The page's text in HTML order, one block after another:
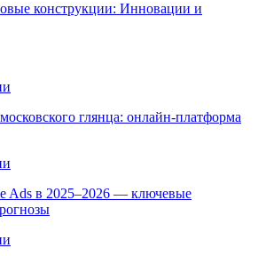
конструкции: Инновации и
глянца: онлайн‑платформа
Ads в 2025–2026 — ключевые